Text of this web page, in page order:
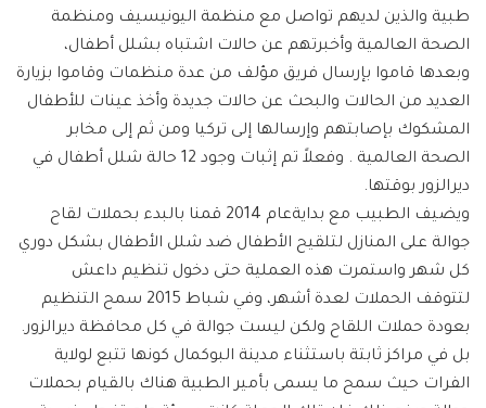
طبية والذين لديهم تواصل مع منظمة اليونيسيف ومنظمة
الصحة العالمية وأخبرتهم عن حالات اشتباه بشلل أطفال،
وبعدها قاموا بإرسال فريق مؤلف من عدة منظمات وقاموا بزيارة
العديد من الحالات والبحث عن حالات جديدة وأخذ عينات للأطفال
المشكوك بإصابتهم وإرسالها إلى تركيا ومن ثم إلى مخابر
الصحة العالمية . وفعلاً تم إثبات وجود 12 حالة شلل أطفال في
ديرالزور بوقتها.
ويضيف الطبيب مع بدايةعام 2014 قمنا بالبدء بحملات لقاح
جوالة على المنازل لتلقيح الأطفال ضد شلل الأطفال بشكل دوري
كل شهر واستمرت هذه العملية حتى دخول تنظيم داعش
لتتوقف الحملات لعدة أشهر، وفي شباط 2015 سمح التنظيم
بعودة حملات اللقاح ولكن ليست جوالة في كل محافظة ديرالزور.
بل في مراكز ثابتة باستثناء مدينة البوكمال كونها تتبع لولاية
الفرات حيث سمح ما يسمى بأمير الطبية هناك بالقيام بحملات